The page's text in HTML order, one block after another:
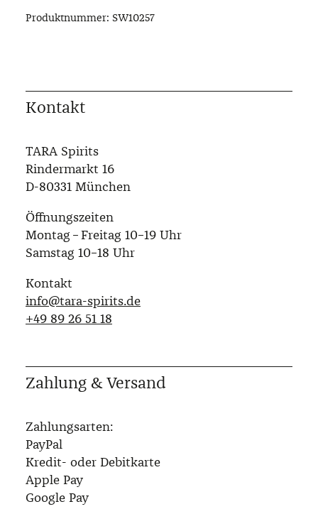
Produktnummer: SW10257
Kontakt
TARA Spirits
Rindermarkt 16
D-80331 München
Öffnungszeiten
Montag – Freitag 10–19 Uhr
Samstag 10–18 Uhr
Kontakt
info@tara-spirits.de
‭+49 89 26 51 18‬
Zahlung & Versand
Zahlungsarten:
PayPal
Kredit- oder Debitkarte
Apple Pay
Google Pay